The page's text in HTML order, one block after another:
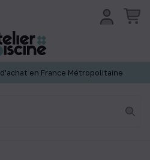
d'achat en France Métropolitaine